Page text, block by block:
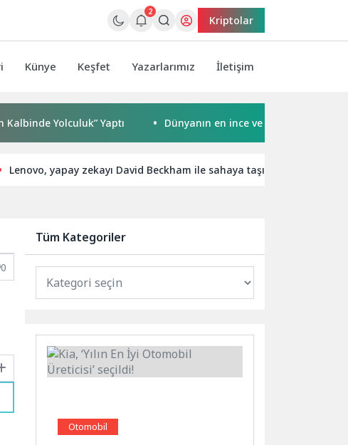
2
Kriptolar
Künye Keşfet Yazarlarımız İletişim
Yolculuk” Yaptı Dünyanın en ince ve en güçlü katlanabilir
Lenovo, yapay zekayı David Beckham ile sahaya taşıyor
0
Tüm Kategoriler
Otomobil